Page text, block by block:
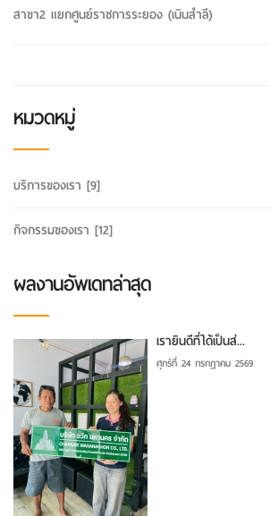
สาขา2 แยกศูนย์ราชการระยอง (เนินสำลี)
หมวดหมู่
บริการของเรา [9]
กิจกรรมของเรา [12]
ผลงานอัพเดทล่าสุด
เรายินดีที่ได้เป็นส่...
ศุกร์ที่ 24 กรกฎาคม 2569